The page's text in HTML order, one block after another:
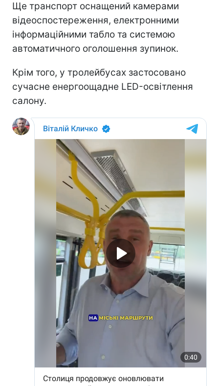
Ще транспорт оснащений камерами
відеоспостереження, електронними
інформаційними табло та системою
автоматичного оголошення зупинок.
Крім того, у тролейбусах застосовано
сучасне енергоощадне LED-освітлення
салону.